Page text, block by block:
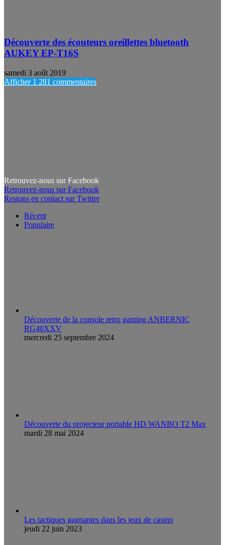
Découverte des écouteurs oreillettes bluetooth
AUKEY EP-T16S
samedi 3 août 2019
Afficher 1 281 commentaires
Retrouvez-nous sur Facebook
Retrouvez-nous sur Facebook
Restons en contact sur Twitter
Récent
Populaire
Découverte de la console retro gaming ANBERNIC
RG40XXV
mercredi 25 septembre 2024
Découverte du projecteur portable HD WANBO T2 Max
mardi 28 mai 2024
Les tactiques gagnantes dans les jeux de casino
jeudi 22 juin 2023